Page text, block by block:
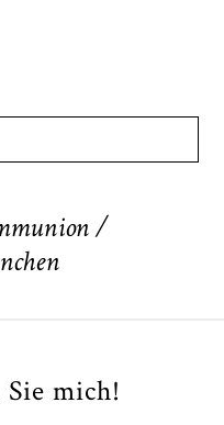
/
mich!